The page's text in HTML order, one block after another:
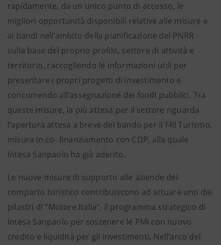
rapidamente, da un unico punto di accesso, le
migliori opportunità disponibili relative alle misure e
ai bandi nell’ambito della pianificazione del PNRR
sulla base del proprio profilo, settore di attività e
territorio, raccogliendo le informazioni utili per
presentare i propri progetti di investimento e
concorrendo all’assegnazione dei fondi pubblici. Tra
queste misure, la più attesa per il settore riguarda
l’apertura attesa a breve del bando per il FRI Turismo,
misura in co- finanziamento con CDP, alla quale
Intesa Sanpaolo ha già aderito.
Le nuove misure di supporto alle aziende del
comparto turistico contribuiscono ad attuare uno dei
pilastri di “Motore Italia”, il programma strategico di
Intesa Sanpaolo per sostenere le PMI con nuovo
credito e liquidità per gli investimenti. Nell’arco del